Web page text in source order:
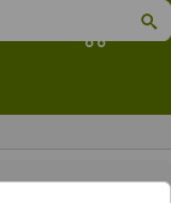
Koszyk